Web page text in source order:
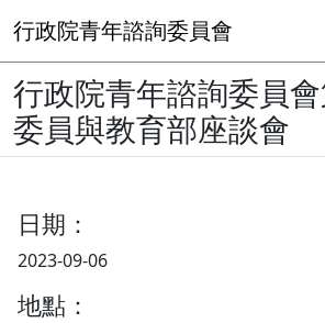
行政院青年諮詢委員會
行政院青年諮詢委員
委員與教育部座談會
日期：
2023-09-06
地點：